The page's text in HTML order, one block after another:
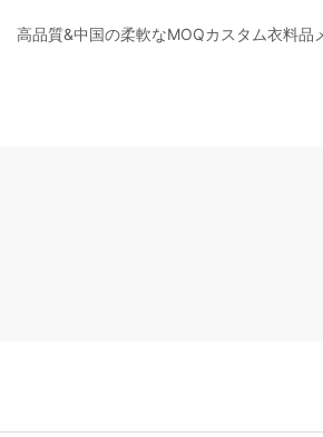
高品質&中国の柔軟なMOQカスタム衣料品